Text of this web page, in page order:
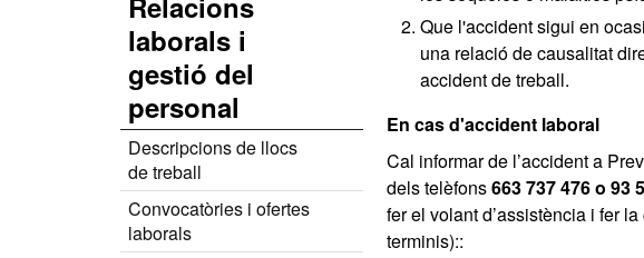
laborals i
gestió del
personal
Descripcions de llocs
de treball
Convocatòries i ofertes
laborals
Que l'accident sigui en
una relació de causalitat
accident de treball.
En cas d'accident laboral
Cal informar de l’accident a
dels telèfons663 737 476 o 93
fer el volant d’assistència i fer
terminis)::